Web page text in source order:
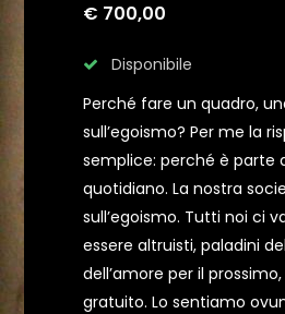
€ 700,00
Disponibile
Perché fare un quadro,
sull’egoismo? Per me la
semplice: perché è parte
quotidiano. La nostra
sull’egoismo. Tutti noi ci
essere altruisti, paladini
dell’amore per il
gratuito. Lo sentiamo